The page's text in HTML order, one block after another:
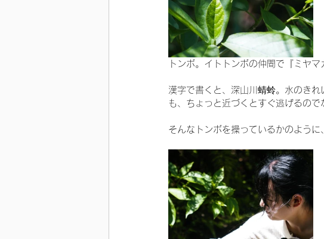
トンボ。イトトンボの仲間で『ミヤ
漢字で書くと、深山川蜻蛉。水のき
も、ちょっと近づくとすぐ逃げるので
そんなトンボを操っているかのように